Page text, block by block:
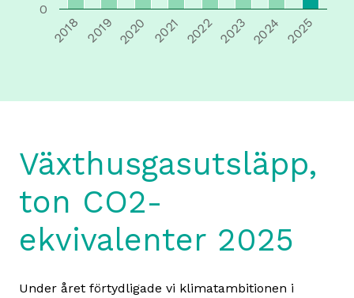
2018 2019 2020 2021 2022 2023 2024 2025
0
Växthusgasutsläpp,
ton CO2-
ekvivalenter 2025
Under året förtydligade vi klimatambitionen i